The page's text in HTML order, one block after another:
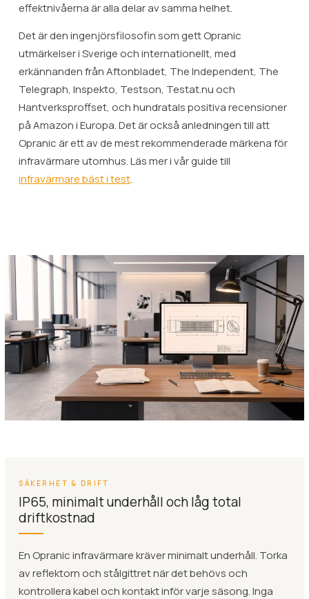
effektnivåerna är alla delar av samma helhet.
Det är den ingenjörsfilosofin som gett Opranic
utmärkelser i Sverige och internationellt, med
erkännanden från Aftonbladet, The Independent, The
Telegraph, Inspekto, Testson, Testat.nu och
Hantverksproffset, och hundratals positiva recensioner
på Amazon i Europa. Det är också anledningen till att
Opranic är ett av de mest rekommenderade märkena för
infravärmare utomhus. Läs mer i vår guide till
infravärmare bäst i test.
SÄKERHET & DRIFT
IP65, minimalt underhåll och låg total
driftkostnad
En Opranic infravärmare kräver minimalt underhåll. Torka
av reflektorn och stålgittret när det behövs och
kontrollera kabel och kontakt inför varje säsong. Inga